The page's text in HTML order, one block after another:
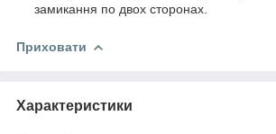
замикання по двох сторонах.
Приховати
Характеристики